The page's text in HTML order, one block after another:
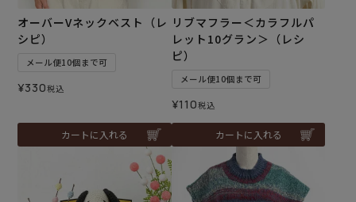
オーバーVネックベスト（レ
シピ）
メール便10個まで可
¥330税込
カートに入れる
リブマフラー＜カラフルパ
レット10グラン＞（レシ
ピ）
メール便10個まで可
¥110税込
カートに入れる